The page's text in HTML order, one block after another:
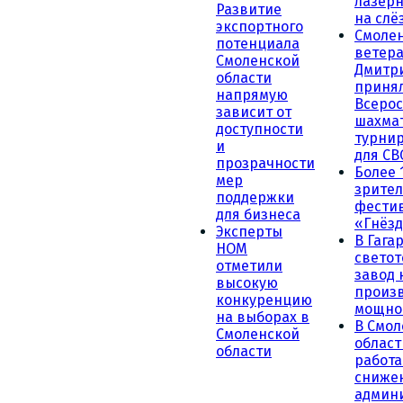
Развитие
экспортного
потенциала
Смоленской
области
напрямую
зависит от
доступности
и
прозрачности
мер
поддержки
для бизнеса
Эксперты
НОМ
отметили
высокую
конкуренцию
на выборах в
Смоленской
области
на
для
Более
В
завод
В